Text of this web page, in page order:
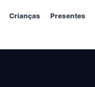
Crianças Presentes